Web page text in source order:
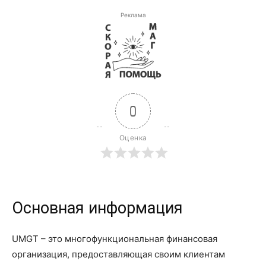
Реклама
0
Оценка
Основная информация
UMGT – это многофункциональная финансовая
организация, предоставляющая своим клиентам